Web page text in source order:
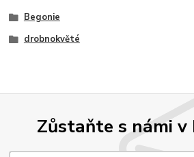
Begonie
drobnokvěté
Zůstaňte s námi